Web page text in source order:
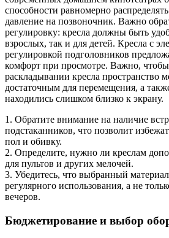
способности равномерно
давление на позвоночник. Важно
регулировку: кресла должны быть
взрослых, так и для детей. Кресла с
регулировкой подголовников
комфорт при просмотре. Важно,
раскладывании кресла пространство
достаточным для перемещения, а
находились слишком близко к экрану.
1. Обратите внимание на наличие
подстаканников, что позволит
пол и обивку.
2. Определите, нужно ли креслам
для пультов и других мелочей.
3. Убедитесь, что выбранный
регулярного использования, а не
вечеров.
Бюджетирование и выбор